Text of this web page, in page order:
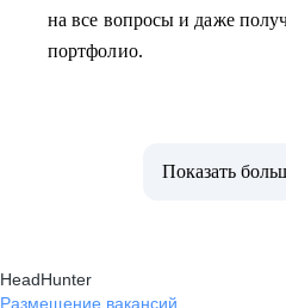
на все вопросы и даже
портфолио.
Показать
HeadHunter
Размещение вакансий